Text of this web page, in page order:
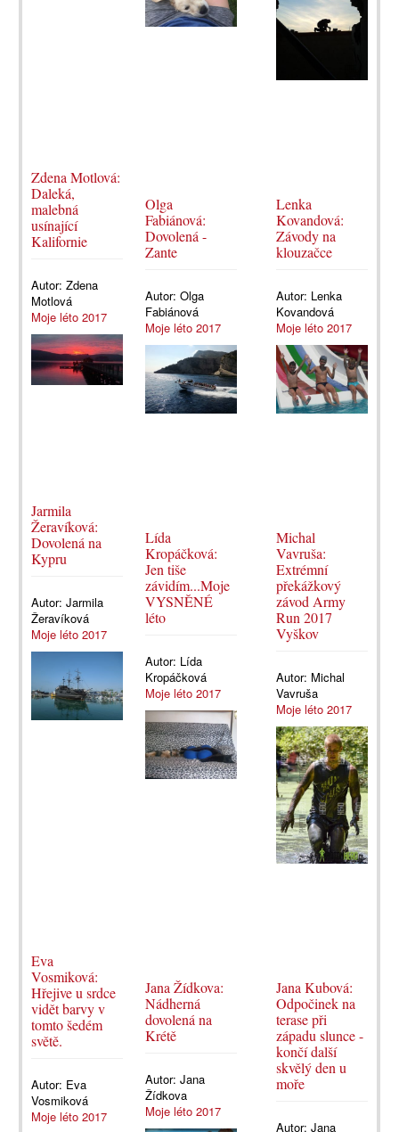
Zdena Motlová:
Daleká,
malebná
usínající
Kalifornie
Autor: Zdena
Motlová
Moje léto 2017
Olga
Fabiánová:
Dovolená -
Zante
Autor:Olga
Fabiánová
Moje léto 2017
Lenka
Kovandová:
Závody na
klouzačce
Autor: Lenka
Kovandová
Moje léto 2017
Jarmila
Žeravíková:
Dovolená na
Kypru
Autor: Jarmila
Žeravíková
Moje léto 2017
Lída
Kropáčková:
Jen tiše
závidím...Moje
VYSNĚNÉ
léto
Autor: Lída
Kropáčková
Moje léto 2017
Michal
Vavruša:
Extrémní
překážkový
závod Army
Run 2017
Vyškov
Autor: Michal
Vavruša
Moje léto 2017
Eva
Vosmiková:
Hřejive u srdce
vidět barvy v
tomto šedém
světě.
Autor: Eva
Vosmiková
Moje léto 2017
Jana Žídkova:
Nádherná
dovolená na
Krétě
Autor:Jana
Žídkova
Moje léto 2017
Jana Kubová:
Odpočinek na
terase při
západu slunce -
končí další
skvělý den u
moře
Autor:Jana